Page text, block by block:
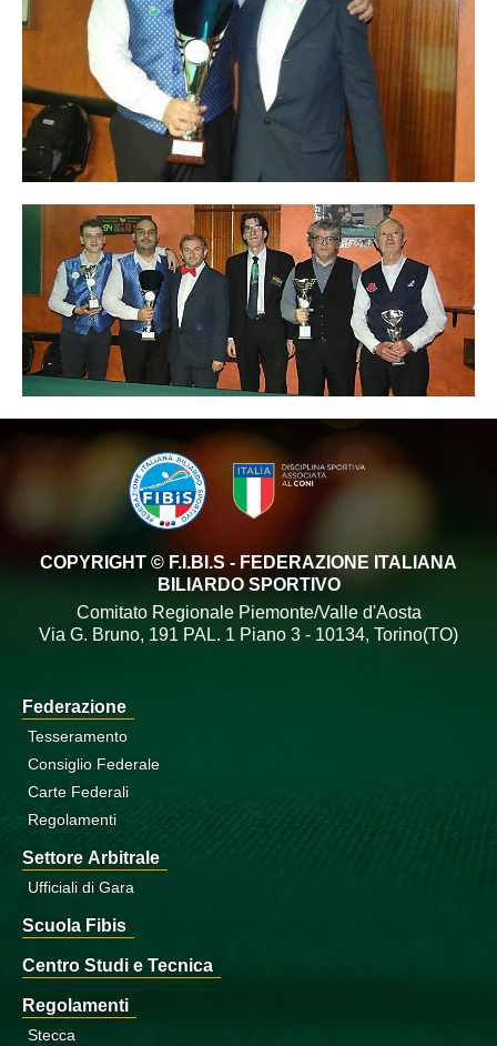
COPYRIGHT © F.I.BI.S - FEDERAZIONE ITALIANA
BILIARDO SPORTIVO
Comitato Regionale Piemonte/Valle d'Aosta
Via G. Bruno, 191 PAL. 1 Piano 3 - 10134, Torino(TO)
Federazione
Tesseramento
Consiglio Federale
Carte Federali
Regolamenti
Settore Arbitrale
Ufficiali di Gara
Scuola Fibis
Centro Studi e Tecnica
Regolamenti
Stecca